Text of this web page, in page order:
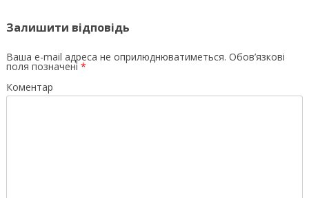
Залишити відповідь
Ваша e-mail адреса не оприлюднюватиметься. Обов’язкові
поля позначені *
Коментар